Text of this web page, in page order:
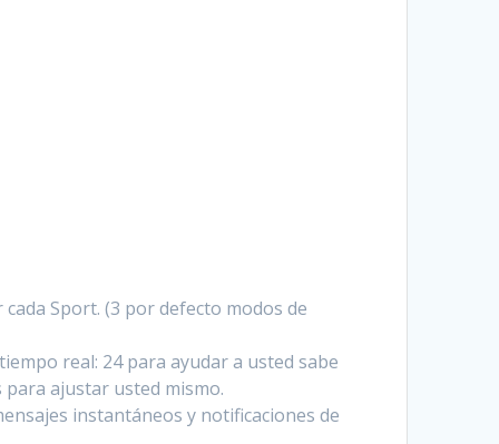
Sport. (3 por defecto modos de
real: 24 para ayudar a usted sabe
para ajustar usted mismo.
instantáneos y notificaciones de